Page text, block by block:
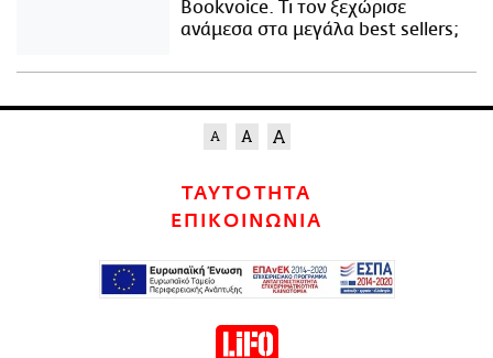
Bookvoice. Τι τον ξεχώρισε
ανάμεσα στα μεγάλα best sellers;
ΤΑΥΤΟΤΗΤΑ
ΕΠΙΚΟΙΝΩΝΙΑ